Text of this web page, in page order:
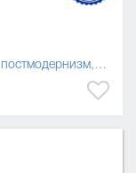
постмодернизм,